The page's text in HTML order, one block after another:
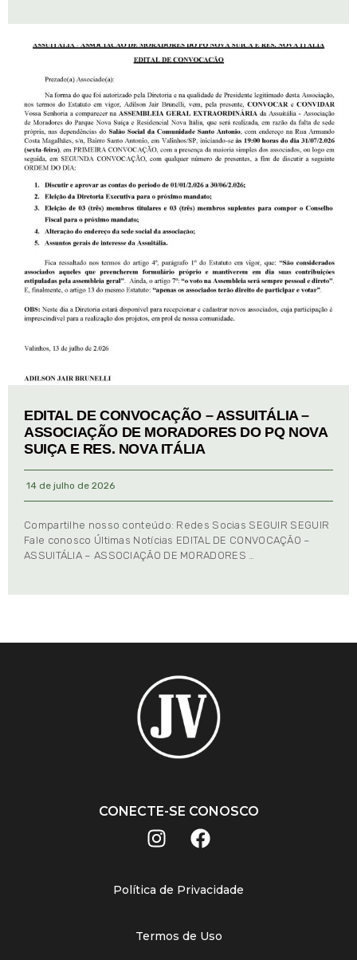
EDITAL DE CONVOCAÇÃO – ASSUITÁLIA –
ASSOCIAÇÃO DE MORADORES DO PQ NOVA
SUIÇA E RES. NOVA ITÁLIA
14 de julho de 2026
Compartilhe nosso conteúdo: Redes Socias SEGUIR SEGUIR
Fale conosco Últimas Notícias EDITAL DE CONVOCAÇÃO –
ASSUITÁLIA – ASSOCIAÇÃO DE MORADORES …
CONECTE-SE CONOSCO
Política de Privacidade
Termos de Uso